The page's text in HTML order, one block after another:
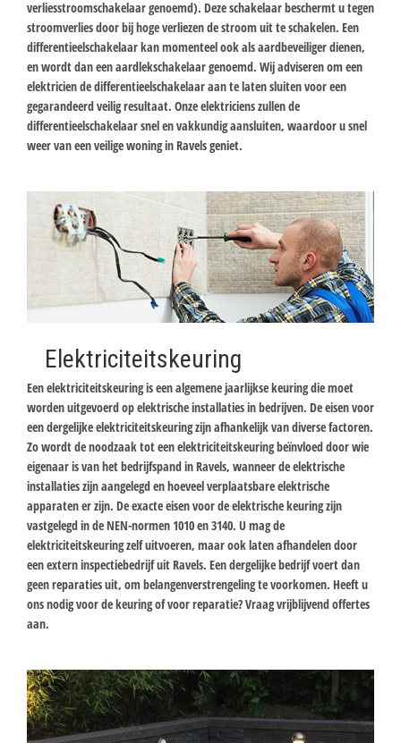
verliesstroomschakelaar genoemd). Deze schakelaar beschermt u tegen
stroomverlies door bij hoge verliezen de stroom uit te schakelen. Een
differentieelschakelaar kan momenteel ook als aardbeveiliger dienen,
en wordt dan een aardlekschakelaar genoemd. Wij adviseren om een
elektricien de differentieelschakelaar aan te laten sluiten voor een
gegarandeerd veilig resultaat. Onze elektriciens zullen de
differentieelschakelaar snel en vakkundig aansluiten, waardoor u snel
weer van een veilige woning in Ravels geniet.
Elektriciteitskeuring
Een elektriciteitskeuring is een algemene jaarlijkse keuring die moet
worden uitgevoerd op elektrische installaties in bedrijven. De eisen voor
een dergelijke elektriciteitskeuring zijn afhankelijk van diverse factoren.
Zo wordt de noodzaak tot een elektriciteitskeuring beïnvloed door wie
eigenaar is van het bedrijfspand in Ravels, wanneer de elektrische
installaties zijn aangelegd en hoeveel verplaatsbare elektrische
apparaten er zijn. De exacte eisen voor de elektrische keuring zijn
vastgelegd in de NEN-normen 1010 en 3140. U mag de
elektriciteitskeuring zelf uitvoeren, maar ook laten afhandelen door
een extern inspectiebedrijf uit Ravels. Een dergelijke bedrijf voert dan
geen reparaties uit, om belangenverstrengeling te voorkomen. Heeft u
ons nodig voor de keuring of voor reparatie? Vraag vrijblijvend offertes
aan.